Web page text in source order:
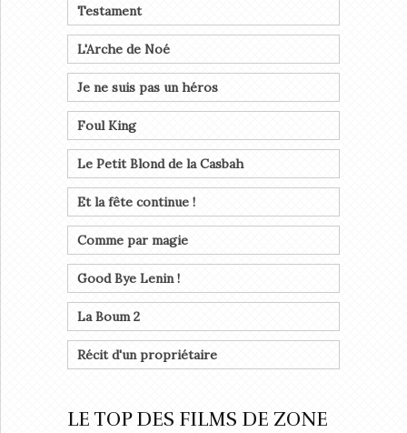
Testament
L'Arche de Noé
Je ne suis pas un héros
Foul King
Le Petit Blond de la Casbah
Et la fête continue !
Comme par magie
Good Bye Lenin !
La Boum 2
Récit d'un propriétaire
LE TOP DES FILMS DE ZONE